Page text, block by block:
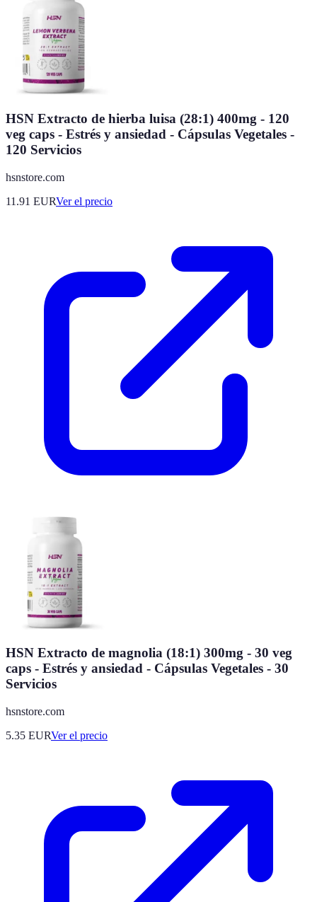
HSN Extracto de hierba luisa (28:1) 400mg - 120
veg caps - Estrés y ansiedad - Cápsulas Vegetales -
120 Servicios
hsnstore.com
11.91 EURVer el precio
HSN Extracto de magnolia (18:1) 300mg - 30 veg
caps - Estrés y ansiedad - Cápsulas Vegetales - 30
Servicios
hsnstore.com
5.35 EURVer el precio